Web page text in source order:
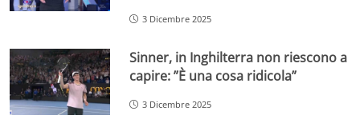
3 Dicembre 2025
Sinner, in Inghilterra non riescono a
capire: ”È una cosa ridicola”
3 Dicembre 2025